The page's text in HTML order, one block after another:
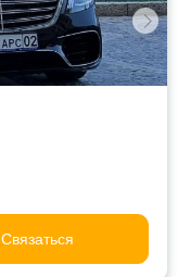
Связаться